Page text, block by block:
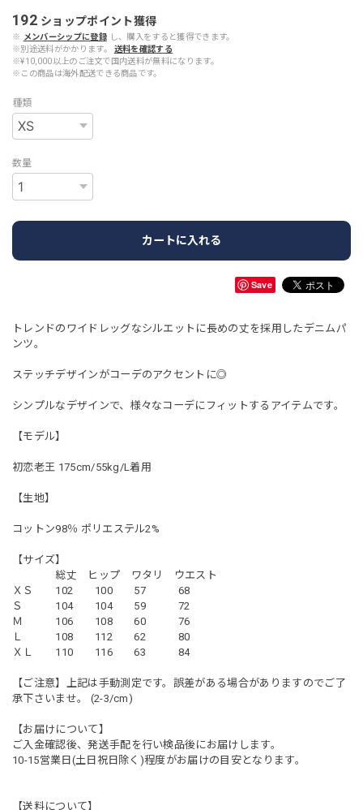
192 ショップポイント獲得
※ メンバーシップに登録 し、購入をすると獲得できます。
※別途送料がかかります。
送料を確認する
※¥10,000以上のご注文で国内送料が無料になります。
※この商品は海外配送できる商品です。
種類
数量
カートに入れる
Save
トレンドのワイドレッグなシルエットに長めの丈を採用したデニムパ
ンツ。
ステッチデザインがコーデのアクセントに◎
シンプルなデザインで、様々なコーデにフィットするアイテムです。
【モデル】
初恋老王 175cm/55kg/L着用
【生地】
コットン98％ ポリエステル2%
【サイズ】
総丈 ヒップ ワタリ ウエスト
ＸＳ 102 100 57 68
Ｓ 104 104 59 72
Ｍ 106 108 60 76
Ｌ 108 112 62 80
ＸＬ 110 116 63 84
【ご注意】上記は手動測定です。誤差がある場合がありますのでご了
承下さいませ。 (2-3/cm)
【お届けについて】
ご入金確認後、発送手配を行い検品後にお届けします。
10-15営業日(土日祝日除く)程度がお届けの目安となります。
【送料について】